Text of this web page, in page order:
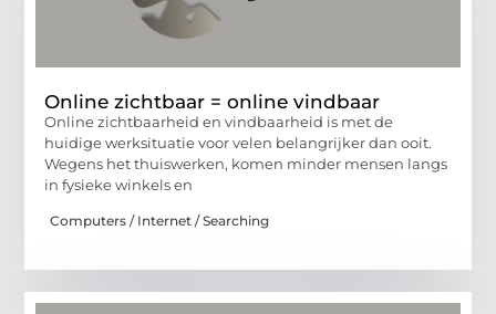
Online zichtbaar = online vindbaar
Online zichtbaarheid en vindbaarheid is met de
huidige werksituatie voor velen belangrijker dan ooit.
Wegens het thuiswerken, komen minder mensen langs
in fysieke winkels en
Computers / Internet / Searching